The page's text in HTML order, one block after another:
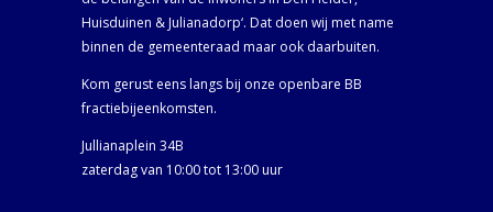
Huisduinen & Julianadorp‘. Dat doen wij met name
binnen de gemeenteraad maar ook daarbuiten.
Kom gerust eens langs bij onze openbare BB
fractiebijeenkomsten.
Jullianaplein 34B
zaterdag van 10:00 tot 13:00 uur